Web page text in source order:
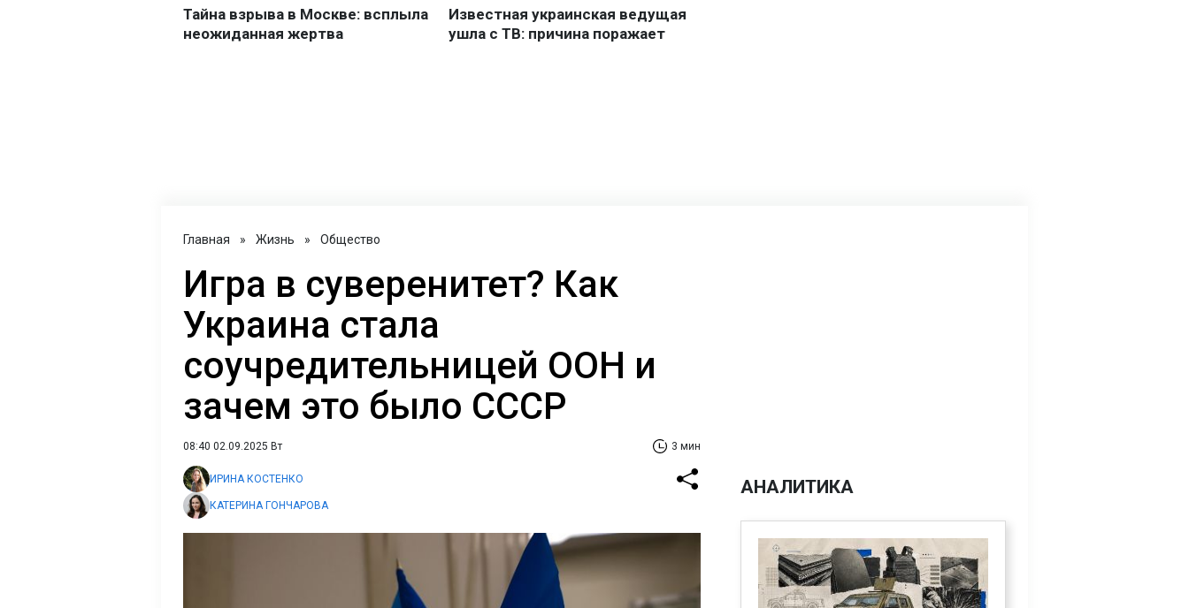
Главная » Жизнь » Общество
Игра в суверенитет? Как
Украина стала
соучредительницей ООН и
зачем это было СССР
08:40 02.09.2025 Вт 3 мин
ИРИНА КОСТЕНКО
КАТЕРИНА ГОНЧАРОВА
АНАЛИТИКА